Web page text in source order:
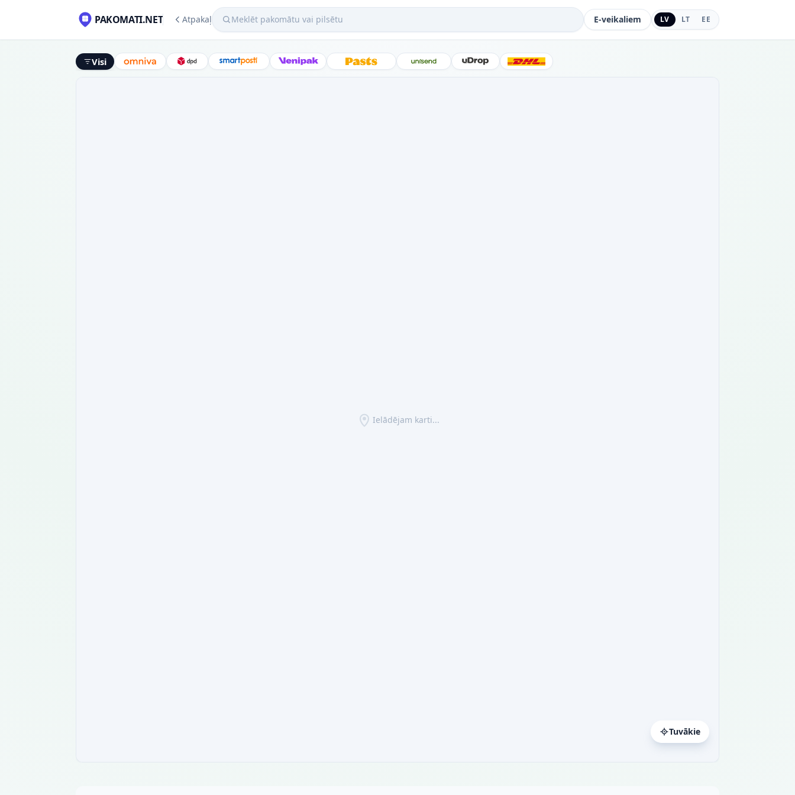
PAKOMATI.NET AtpakaļMeklēt pakomātu vai pilsētu E-veikaliem LV LT EE
Visi Omniva DPD SmartPosti Venipak Latvijas Pasts Unisend uDrop DHL
Ielādējam karti...
Tuvākie